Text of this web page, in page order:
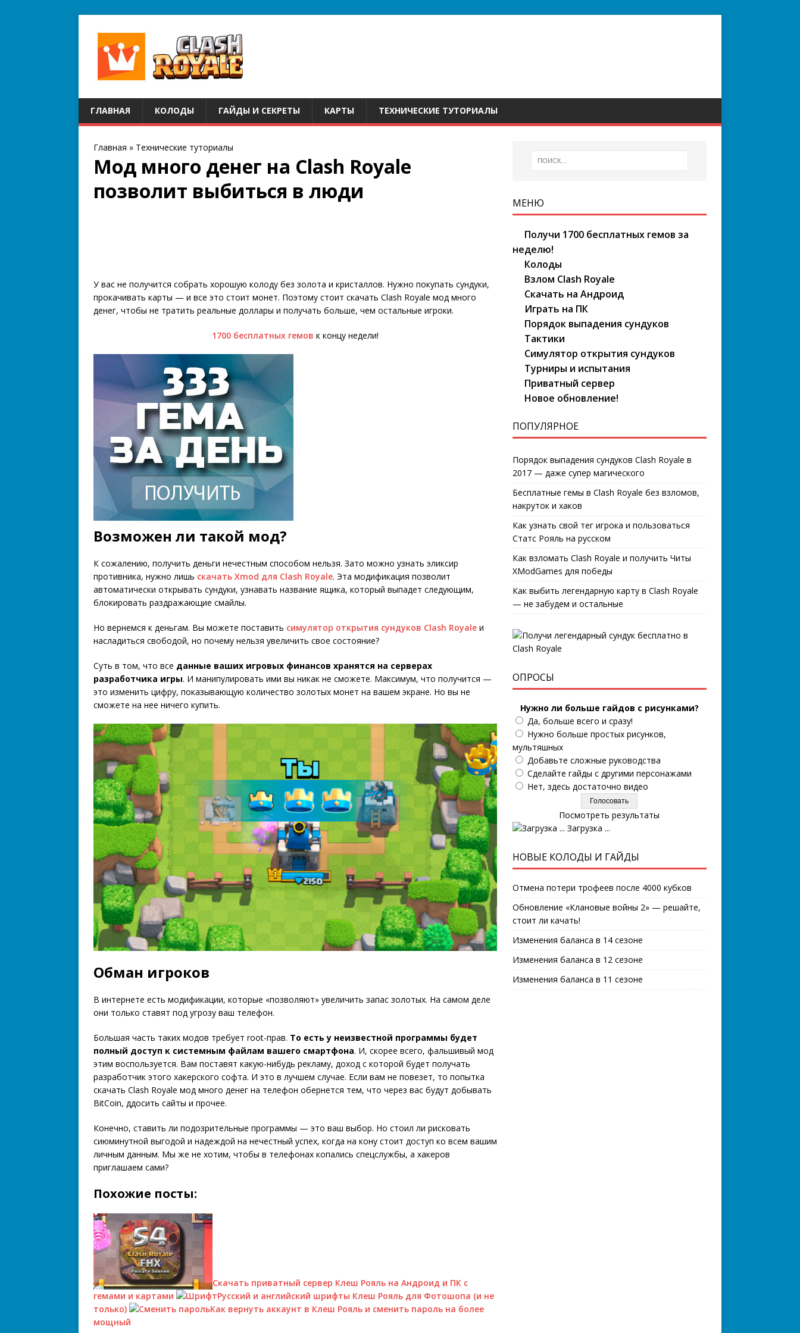
ГЛАВНАЯ КОЛОДЫ ГАЙДЫ И СЕКРЕТЫ КАРТЫ ТЕХНИЧЕСКИЕ ТУТОРИАЛЫ
Главная » Технические туториалы
Мод много денег на Clash Royale
позволит выбиться в люди
У вас не получится собрать хорошую колоду без золота и кристаллов. Нужно покупать сундуки,
прокачивать карты — и все это стоит монет. Поэтому стоит скачать Clash Royale мод много
денег, чтобы не тратить реальные доллары и получать больше, чем остальные игроки.
1700 бесплатных гемов к концу недели!
Возможен ли такой мод?
К сожалению, получить деньги нечестным способом нельзя. Зато можно узнать эликсир
противника, нужно лишь скачать Xmod для Clash Royale. Эта модификация позволит
автоматически открывать сундуки, узнавать название ящика, который выпадет следующим,
блокировать раздражающие смайлы.
Но вернемся к деньгам. Вы можете поставить симулятор открытия сундуков Clash Royale и
насладиться свободой, но почему нельзя увеличить свое состояние?
Суть в том, что все данные ваших игровых финансов хранятся на серверах
разработчика игры. И манипулировать ими вы никак не сможете. Максимум, что получится —
это изменить цифру, показывающую количество золотых монет на вашем экране. Но вы не
сможете на нее ничего купить.
Обман игроков
В интернете есть модификации, которые «позволяют» увеличить запас золотых. На самом деле
они только ставят под угрозу ваш телефон.
Большая часть таких модов требует root-прав. То есть у неизвестной программы будет
полный доступ к системным файлам вашего смартфона. И, скорее всего, фальшивый мод
этим воспользуется. Вам поставят какую-нибудь рекламу, доход с которой будет получать
разработчик этого хакерского софта. И это в лучшем случае. Если вам не повезет, то попытка
скачать Clash Royale мод много денег на телефон обернется тем, что через вас будут добывать
BitCoin, ддосить сайты и прочее.
Конечно, ставить ли подозрительные программы — это ваш выбор. Но стоил ли рисковать
сиюминутной выгодой и надеждой на нечестный успех, когда на кону стоит доступ ко всем вашим
личным данным. Мы же не хотим, чтобы в телефонах копались спецслужбы, а хакеров
приглашаем сами?
Похожие посты:
Скачать приватный сервер Клеш Рояль на Андроид и ПК с
гемами и картами
Русский и английский шрифты Клеш Рояль для Фотошопа (и не
только)
Как вернуть аккаунт в Клеш Рояль и сменить пароль на более
мощный
МЕНЮ
Получи 1700 бесплатных гемов за
неделю!
Колоды
Взлом Clash Royale
Скачать на Андроид
Играть на ПК
Порядок выпадения сундуков
Тактики
Симулятор открытия сундуков
Турниры и испытания
Приватный сервер
Новое обновление!
ПОПУЛЯРНОЕ
Порядок выпадения сундуков Clash Royale в
2017 — даже супер магического
Бесплатные гемы в Clash Royale без взломов,
накруток и хаков
Как узнать свой тег игрока и пользоваться
Статс Рояль на русском
Как взломать Clash Royale и получить Читы
XModGames для победы
Как выбить легендарную карту в Clash Royale
— не забудем и остальные
ОПРОСЫ
Нужно ли больше гайдов с рисунками?
Да, больше всего и сразу!
Нужно больше простых рисунков,
мультяшных
Добавьте сложные руководства
Сделайте гайды с другими персонажами
Нет, здесь достаточно видео
Посмотреть результаты
Загрузка ...
НОВЫЕ КОЛОДЫ И ГАЙДЫ
Отмена потери трофеев после 4000 кубков
Обновление «Клановые войны 2» — решайте,
стоит ли качать!
Изменения баланса в 14 сезоне
Изменения баланса в 12 сезоне
Изменения баланса в 11 сезоне